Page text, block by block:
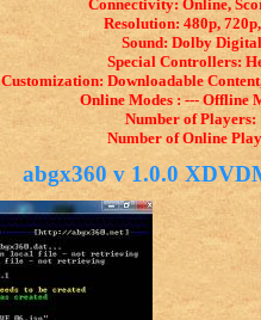
Connectivity: Online,
Resolution: 480p,
Sound: Dolby
Special Controllers:
Customization: Downloadable
Online Modes : --- Offline
Number of Players:
Number of Online
abgx360 v 1.0.0